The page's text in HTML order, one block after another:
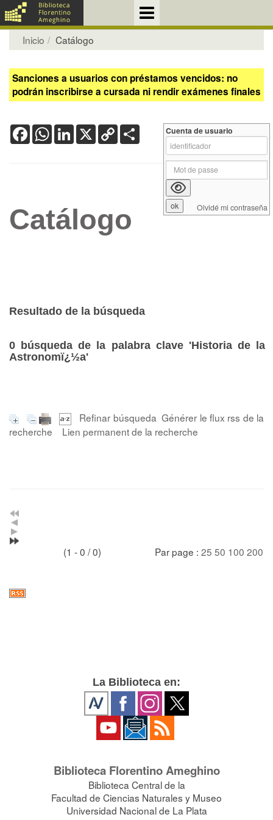
Inicio Catálogo
Sanciones a usuarios con préstamos vencidos: no
podrán inscribirse a cursada ni rendir exámenes finales
FacebookWhatsApp
LinkedIn
X Copy
Link
Catálogo
Resultado de la búsqueda
0 búsqueda de la palabra clave 'Historia de la
Astronomï¿½a'
Refinar búsqueda Générer le flux rss de la
recherche
Lien permanent de la recherche
(1 - 0 / 0) Par page : 25 50 100 200
Cuenta de usuario
Olvidé mi contraseña
La Biblioteca en:
Biblioteca Florentino Ameghino
Biblioteca Central de la
Facultad de Ciencias Naturales y Museo
Universidad Nacional de La Plata